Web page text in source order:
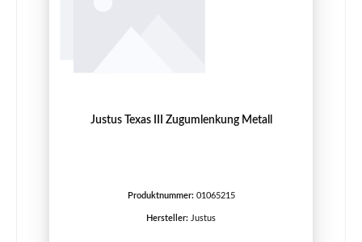
Justus Texas III Zugumlenkung Metall
Produktnummer: 01065215
Hersteller: Justus